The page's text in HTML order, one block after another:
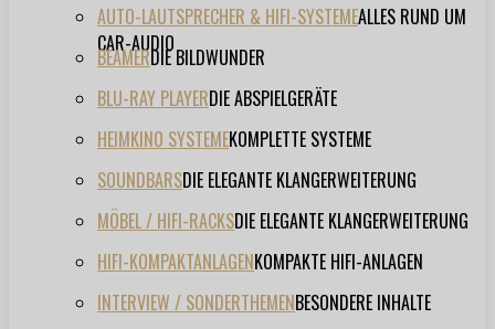
AUTO-LAUTSPRECHER & HIFI-SYSTEMEALLES RUND UM
CAR-AUDIO
BEAMERDIE BILDWUNDER
BLU-RAY PLAYERDIE ABSPIELGERÄTE
HEIMKINO SYSTEMEKOMPLETTE SYSTEME
SOUNDBARSDIE ELEGANTE KLANGERWEITERUNG
MÖBEL / HIFI-RACKSDIE ELEGANTE KLANGERWEITERUNG
HIFI-KOMPAKTANLAGENKOMPAKTE HIFI-ANLAGEN
INTERVIEW / SONDERTHEMENBESONDERE INHALTE